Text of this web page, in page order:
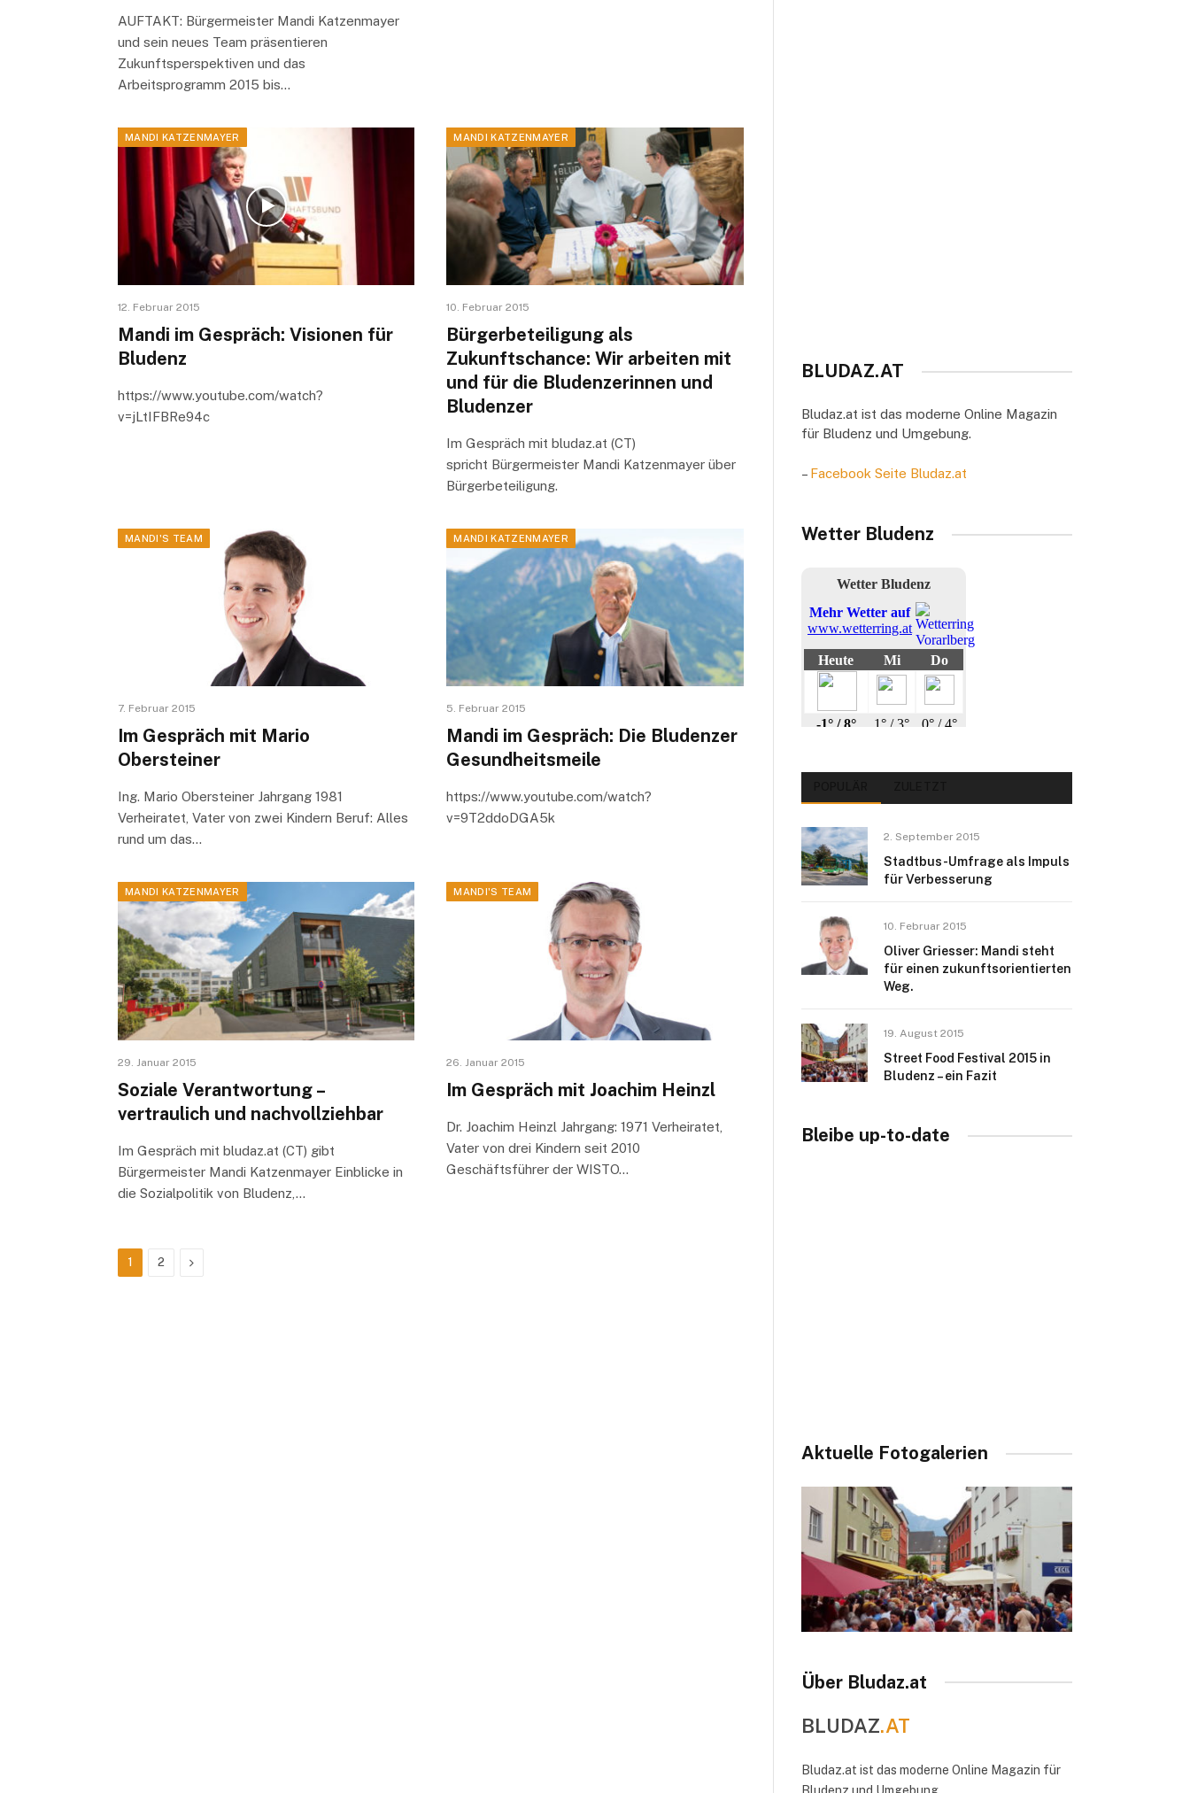
AUFTAKT: Bürgermeister Mandi Katzenmayer
und sein neues Team präsentieren
Zukunftsperspektiven und das
Arbeitsprogramm 2015 bis…
MANDI KATZENMAYER
12. Februar 2015
Mandi im Gespräch: Visionen für
Bludenz
https://www.youtube.com/watch?
v=jLtIFBRe94c
MANDI KATZENMAYER
10. Februar 2015
Bürgerbeteiligung als
Zukunftschance: Wir arbeiten mit
und für die Bludenzerinnen und
Bludenzer
Im Gespräch mit bludaz.at (CT)
spricht Bürgermeister Mandi Katzenmayer über
Bürgerbeteiligung.
MANDI'S TEAM
7. Februar 2015
Im Gespräch mit Mario
Obersteiner
Ing. Mario Obersteiner Jahrgang 1981
Verheiratet, Vater von zwei Kindern Beruf: Alles
rund um das…
MANDI KATZENMAYER
5. Februar 2015
Mandi im Gespräch: Die Bludenzer
Gesundheitsmeile
https://www.youtube.com/watch?
v=9T2ddoDGA5k
MANDI KATZENMAYER
29. Januar 2015
Soziale Verantwortung –
vertraulich und nachvollziehbar
Im Gespräch mit bludaz.at (CT) gibt
Bürgermeister Mandi Katzenmayer Einblicke in
die Sozialpolitik von Bludenz,…
MANDI'S TEAM
26. Januar 2015
Im Gespräch mit Joachim Heinzl
Dr. Joachim Heinzl Jahrgang: 1971 Verheiratet,
Vater von drei Kindern seit 2010
Geschäftsführer der WISTO…
1 2 Next
BLUDAZ.AT
Bludaz.at ist das moderne Online Magazin
für Bludenz und Umgebung.
– Facebook Seite Bludaz.at
Wetter Bludenz
2. September 2015
Stadtbus-Umfrage als Impuls
für Verbesserung
10. Februar 2015
Oliver Griesser: Mandi steht
für einen zukunftsorientierten
Weg.
19. August 2015
Street Food Festival 2015 in
Bludenz – ein Fazit
Bleibe up-to-date
Aktuelle Fotogalerien
Über Bludaz.at
BLUDAZ.AT
Bludaz.at ist das moderne Online Magazin für
Bludenz und Umgebung.